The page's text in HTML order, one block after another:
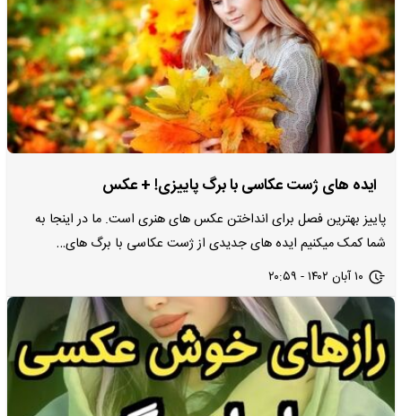
ایده های ژست عکاسی با برگ پاییزی! + عکس
پاییز بهترین فصل برای انداختن عکس های هنری است. ما در اینجا به
شما کمک میکنیم ایده های جدیدی از ژست عکاسی با برگ های…
۱۰ آبان ۱۴۰۲ - ۲۰:۵۹